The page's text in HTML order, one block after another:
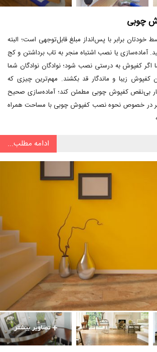
چوبی
برابر با پس‌انداز مبلغ قابل‌توجهی است؛ البته
آماده‌سازی یا نصب اشتباه منجر به تاب برداشتن و کج
کفپوش به درستی نصب شود؛ نوادگان نوادگان شما
کفپوش زیبا و ماندگار قد بکشند. مهم‌ترین چیزی که
بی‌نقص کفپوش چوبی مطمئن کند؛ آماده‌سازی صحیح
در خصوص نحوه نصب کفپوش چوبی با مساحت همراه
ادامه مطلب...